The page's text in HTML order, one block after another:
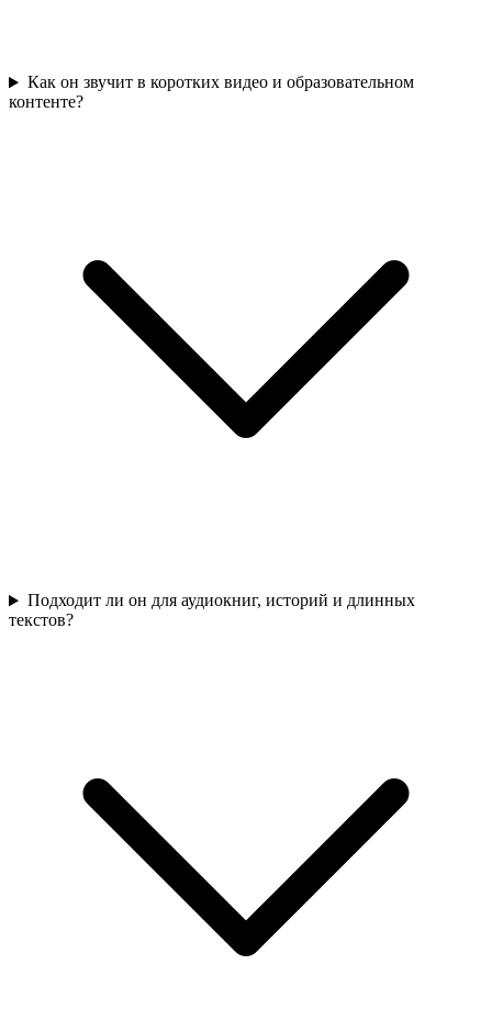
Как он звучит в коротких видео и образовательном
контенте?
Подходит ли он для аудиокниг, историй и длинных
текстов?